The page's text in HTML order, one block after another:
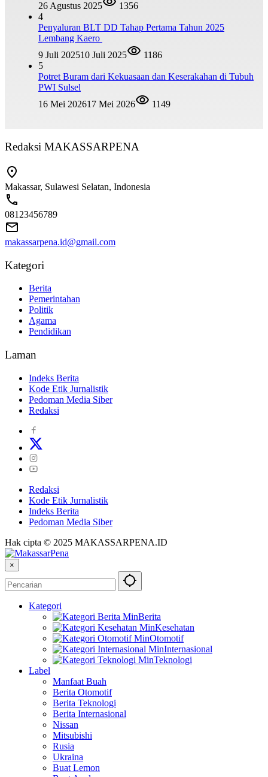
26 Agustus 2025
1356
4
Penyaluran BLT DD Tahap Pertama Tahun 2025
Lembang Kaero
9 Juli 202510 Juli 2025
1186
5
Potret Buram dari Kekuasaan dan Keserakahan di Tubuh
PWI Sulsel
16 Mei 202617 Mei 2026 1149
Redaksi MAKASSARPENA
Makassar, Sulawesi Selatan, Indonesia
08123456789
makassarpena.id@gmail.com
Kategori
Berita
Pemerintahan
Politik
Agama
Pendidikan
Laman
Indeks Berita
Kode Etik Jurnalistik
Pedoman Media Siber
Redaksi
Redaksi
Kode Etik Jurnalistik
Indeks Berita
Pedoman Media Siber
Hak cipta © 2025 MAKASSARPENA.ID
×
Kategori
Berita
Kesehatan
Otomotif
Internasional
Teknologi
Label
Manfaat Buah
Berita Otomotif
Berita Teknologi
Berita Internasional
Nissan
Mitsubishi
Rusia
Ukraina
Buat Lemon